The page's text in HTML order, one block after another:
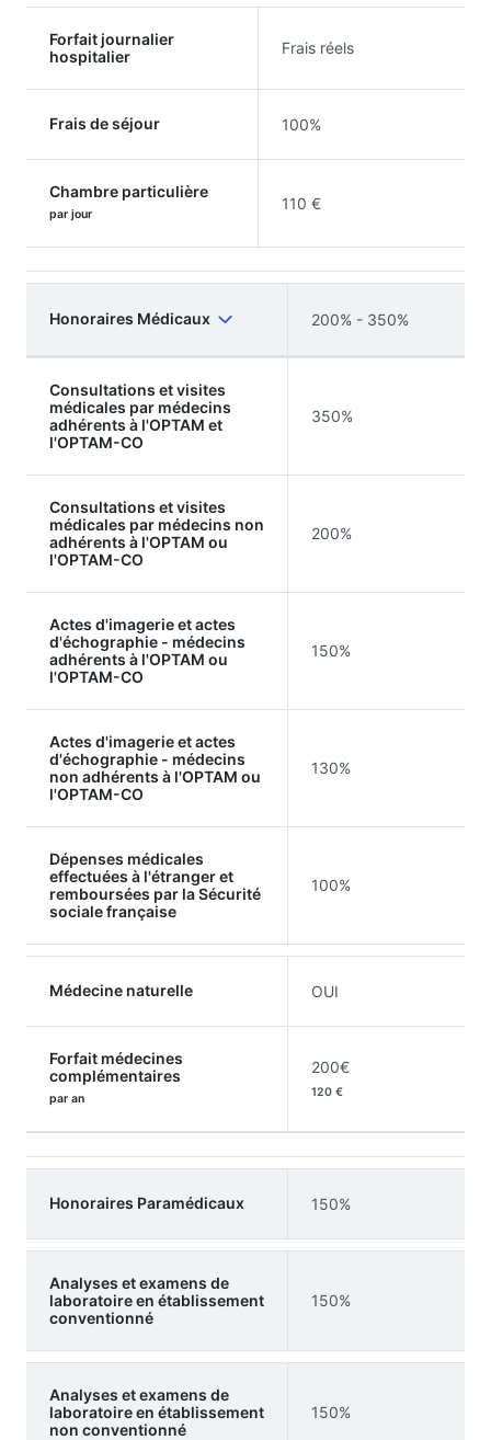
Forfait journalier
hospitalier
Frais réels
Frais de séjour 100%
Chambre particulière
par jour
110 €
Honoraires Médicaux 200% - 350%
Consultations et visites
médicales par médecins
adhérents à l'OPTAM et
l'OPTAM-CO
350%
Consultations et visites
médicales par médecins non
adhérents à l'OPTAM ou
l'OPTAM-CO
200%
Actes d'imagerie et actes
d'échographie - médecins
adhérents à l'OPTAM ou
l'OPTAM-CO
150%
Actes d'imagerie et actes
d'échographie - médecins
non adhérents à l'OPTAM ou
l'OPTAM-CO
130%
Dépenses médicales
effectuées à l'étranger et
remboursées par la Sécurité
sociale française
100%
Médecine naturelle OUI
Forfait médecines
complémentaires
par an
200€
120 €
Honoraires Paramédicaux 150%
Analyses et examens de
laboratoire en établissement
conventionné
150%
Analyses et examens de
laboratoire en établissement
non conventionné
150%